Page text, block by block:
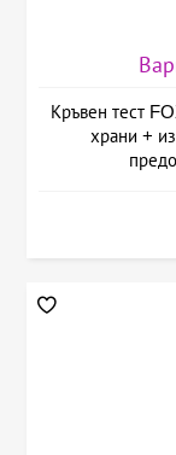
Кръвен тест
храни +